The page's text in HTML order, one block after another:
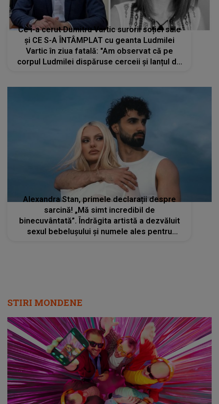
Ce i-a cerut Dumitru Vartic surorii soției sale
și CE S-A ÎNTÂMPLAT cu geanta Ludmilei
Vartic în ziua fatală: "Am observat că pe
corpul Ludmilei dispăruse cerceii și lanțul de
Alexandra Stan, primele declarații despre
sarcină! „Mă simt incredibil de
binecuvântată”. Îndrăgita artistă a dezvăluit
sexul bebelușului și numele ales pentru
STIRI MONDENE